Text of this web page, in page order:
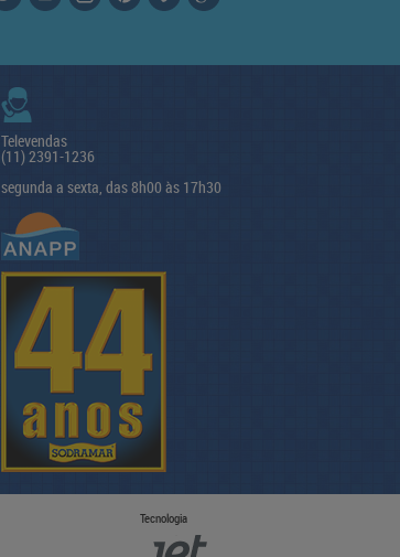
Televendas
(11) 2391-1236
segunda a sexta, das 8h00 às 17h30
Tecnologia